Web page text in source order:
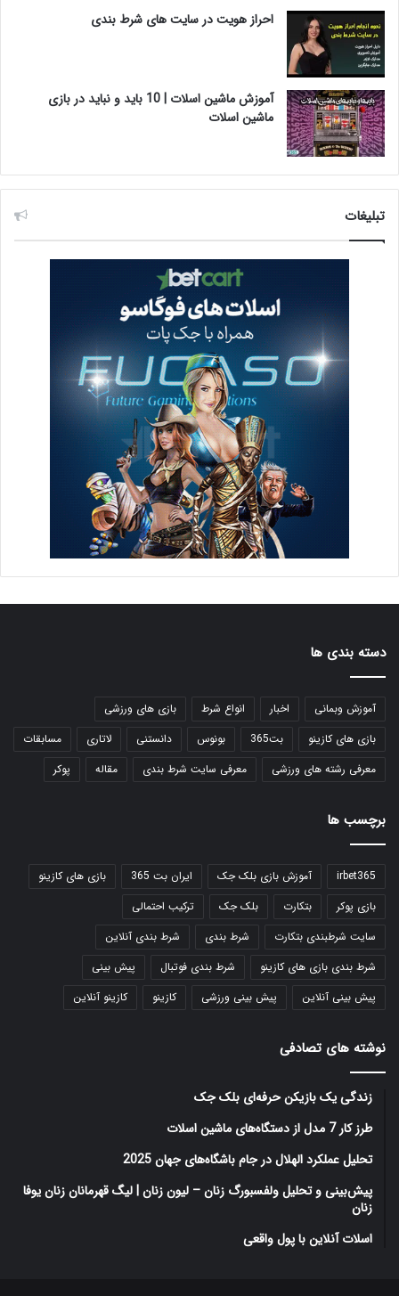
احراز هویت در سایت های شرط بندی
آموزش ماشین اسلات | 10 باید و نباید در بازی
ماشین اسلات
تبلیغات
دسته بندی ها
آموزش وبمانی اخبار انواع شرط
بازی های ورزشی
بازی های کازینو
بت365 بونوس دانستنی لاتاری
مسابقات
معرفی رشته های ورزشی
معرفی سایت شرط بندی مقاله پوکر
برچسب ها
irbet365 آموزش بازی بلک جک ایران بت 365
بازی های کازینو
بازی پوکر
بتکارت بلک جک
ترکیب احتمالی
سایت شرطبندی بتکارت
شرط بندی
شرط بندی آنلاین
شرط بندی بازی های کازینو
شرط بندی فوتبال
پیش بینی
پیش بینی آنلاین
پیش بینی ورزشی کازینو کازینو آنلاین
نوشته های تصادفی
زندگی یک بازیکن حرفه‌ای بلک جک
طرز کار 7 مدل از دستگاه‌های ماشین اسلات
تحلیل عملکرد الهلال در جام باشگاه‌های جهان 2025
پیش‌بینی و تحلیل ولفسبورگ زنان – لیون زنان | لیگ قهرمانان زنان یوفا
زنان
اسلات آنلاین با پول واقعی